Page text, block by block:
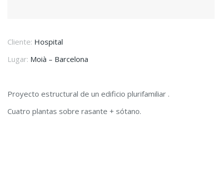
Cliente: Hospital
Lugar: Moià – Barcelona
Proyecto estructural de un edificio plurifamiliar .
Cuatro plantas sobre rasante + sótano.